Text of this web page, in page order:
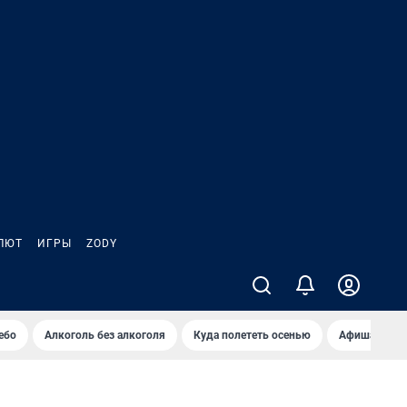
ИГРЫ ZODY
Алкоголь без алкоголя Куда полететь осенью Афиша на